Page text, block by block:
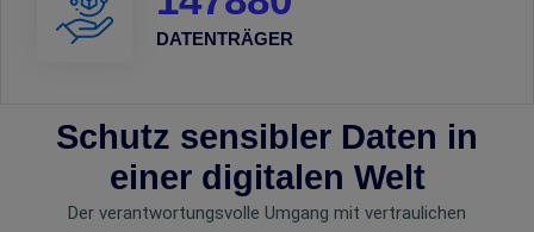
DATENTRÄGER
Schutz sensibler Daten in
einer digitalen Welt
Der verantwortungsvolle Umgang mit vertraulichen